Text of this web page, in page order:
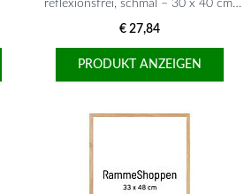
reflexionsfrei, schmal – 30 x 40 cm,
Typ 320
€ 27,84
PRODUKT ANZEIGEN